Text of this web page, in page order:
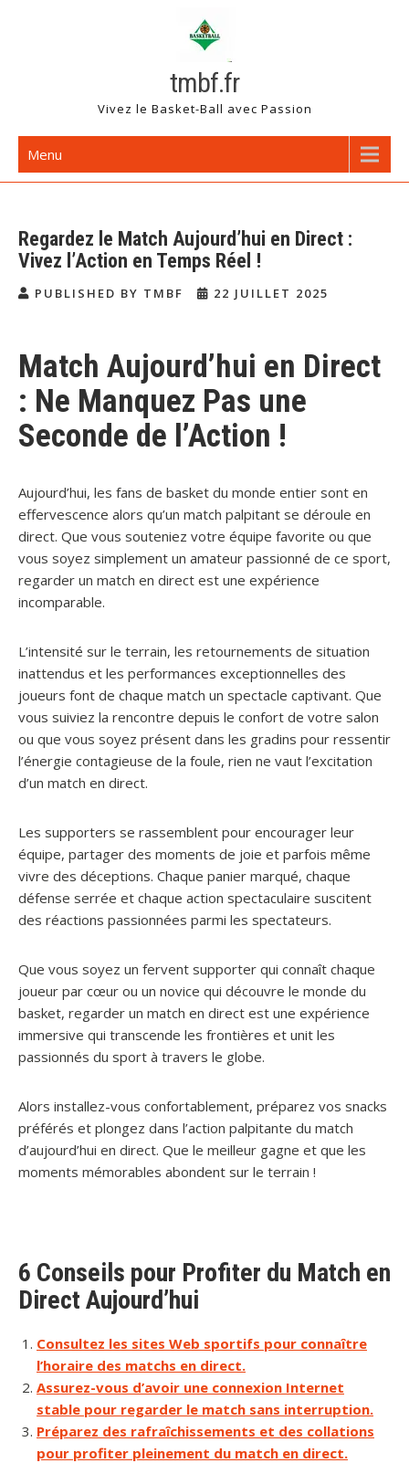
tmbf.fr
Vivez le Basket-Ball avec Passion
Menu
Regardez le Match Aujourd’hui en Direct :
Vivez l’Action en Temps Réel !
PUBLISHED BY TMBF 22 JUILLET 2025
Match Aujourd’hui en Direct
: Ne Manquez Pas une
Seconde de l’Action !
Aujourd’hui, les fans de basket du monde entier sont en
effervescence alors qu’un match palpitant se déroule en
direct. Que vous souteniez votre équipe favorite ou que
vous soyez simplement un amateur passionné de ce sport,
regarder un match en direct est une expérience
incomparable.
L’intensité sur le terrain, les retournements de situation
inattendus et les performances exceptionnelles des
joueurs font de chaque match un spectacle captivant. Que
vous suiviez la rencontre depuis le confort de votre salon
ou que vous soyez présent dans les gradins pour ressentir
l’énergie contagieuse de la foule, rien ne vaut l’excitation
d’un match en direct.
Les supporters se rassemblent pour encourager leur
équipe, partager des moments de joie et parfois même
vivre des déceptions. Chaque panier marqué, chaque
défense serrée et chaque action spectaculaire suscitent
des réactions passionnées parmi les spectateurs.
Que vous soyez un fervent supporter qui connaît chaque
joueur par cœur ou un novice qui découvre le monde du
basket, regarder un match en direct est une expérience
immersive qui transcende les frontières et unit les
passionnés du sport à travers le globe.
Alors installez-vous confortablement, préparez vos snacks
préférés et plongez dans l’action palpitante du match
d’aujourd’hui en direct. Que le meilleur gagne et que les
moments mémorables abondent sur le terrain !
6 Conseils pour Profiter du Match en
Direct Aujourd’hui
Consultez les sites Web sportifs pour connaître
l’horaire des matchs en direct.
Assurez-vous d’avoir une connexion Internet
stable pour regarder le match sans interruption.
Préparez des rafraîchissements et des collations
pour profiter pleinement du match en direct.